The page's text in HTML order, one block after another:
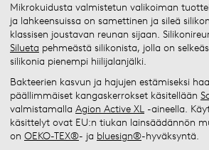
Mikrokuidusta valmistetun valikoiman
ja lahkeensuissa on samettinen ja sileä
klassisen joustavan reunan sijaan.
Silueta pehmeästä silikonista, jolla on
silikonia pienempi hiilijalanjälki. ​
Bakteerien kasvun ja hajujen estämiseksi
päällimmäiset kangaskerrokset käsitellään
valmistamalla Agion Active XL -aineella.
käsittelyt ovat EU:n tiukan lainsäädännön
on OEKO-TEX®- ja bluesign®-hyväksyntä.